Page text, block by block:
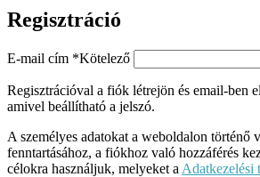
Regisztráció
E-mail cím *Kötelező
Regisztrációval a fiók létrejön és email-ben
amivel beállítható a jelszó.
A személyes adatokat a weboldalon történő
fenntartásához, a fiókhoz való hozzáférés
célokra használjuk, melyeket a Adatkezelési